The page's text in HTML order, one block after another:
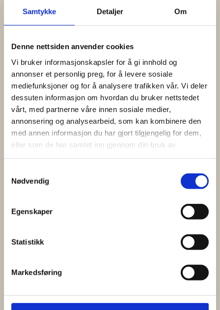
Samtykke Detaljer Om
Denne nettsiden anvender cookies
Vi bruker informasjonskapsler for å gi innhold og
annonser et personlig preg, for å levere sosiale
mediefunksjoner og for å analysere trafikken vår. Vi deler
dessuten informasjon om hvordan du bruker nettstedet
vårt, med partnerne våre innen sosiale medier,
annonsering og analysearbeid, som kan kombinere den
med annen informasjon du har gjort tilgjengelig for dem,
eller som de har samlet inn gjennom din bruk av
Nødvendig
Egenskaper
Statistikk
Markedsføring
Telefon:*
E-post:*
Alle vareslag må oppgis. Ikke oppgitte varer/næringsmidler